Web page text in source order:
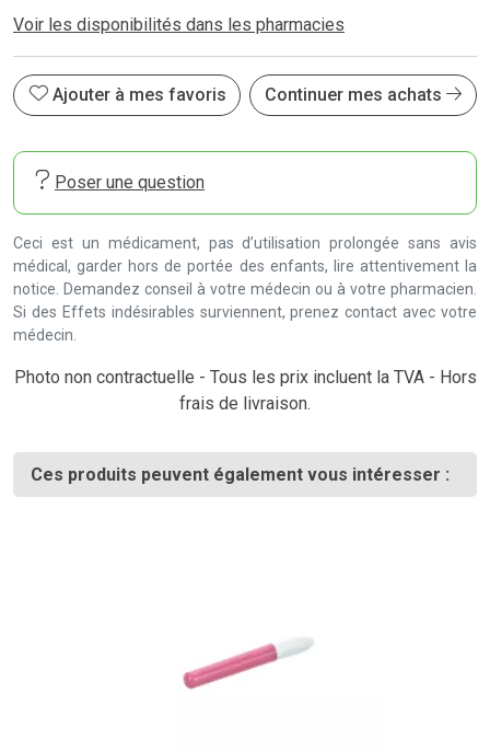
Voir les disponibilités dans les pharmacies
Ajouter à mes favoris Continuer mes achats
Poser une question
Ceci est un médicament, pas d’utilisation prolongée sans avis
médical, garder hors de portée des enfants, lire attentivement la
notice. Demandez conseil à votre médecin ou à votre pharmacien.
Si des Effets indésirables surviennent, prenez contact avec votre
médecin.
Photo non contractuelle - Tous les prix incluent la TVA - Hors
frais de livraison.
Ces produits peuvent également vous intéresser :